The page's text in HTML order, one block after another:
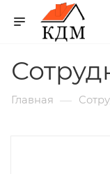
Главная —